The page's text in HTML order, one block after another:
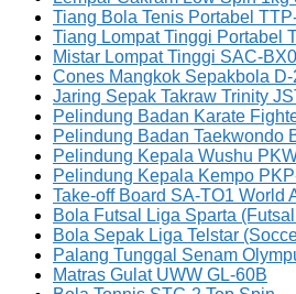
Tiang Bola Tenis Portabel
Tiang Lompat Tinggi Portabel
Mistar Lompat Tinggi SAC-
Cones Mangkok Sepakbola D-
Jaring Sepak Takraw Trinity
Pelindung Badan Karate
Pelindung Badan Taekwondo
Pelindung Kepala Wushu
Pelindung Kepala Kempo
Take-off Board SA-TO1 World
Bola Futsal Liga Sparta
Bola Sepak Liga Telstar
Palang Tunggal Senam
Matras Gulat UWW GL-60B